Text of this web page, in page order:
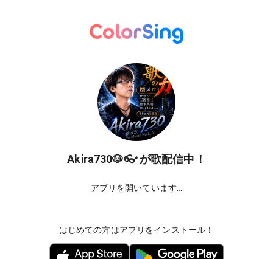
Akira730🐶👓が歌配信中！
アプリを開いています...
はじめての方はアプリをインストール！